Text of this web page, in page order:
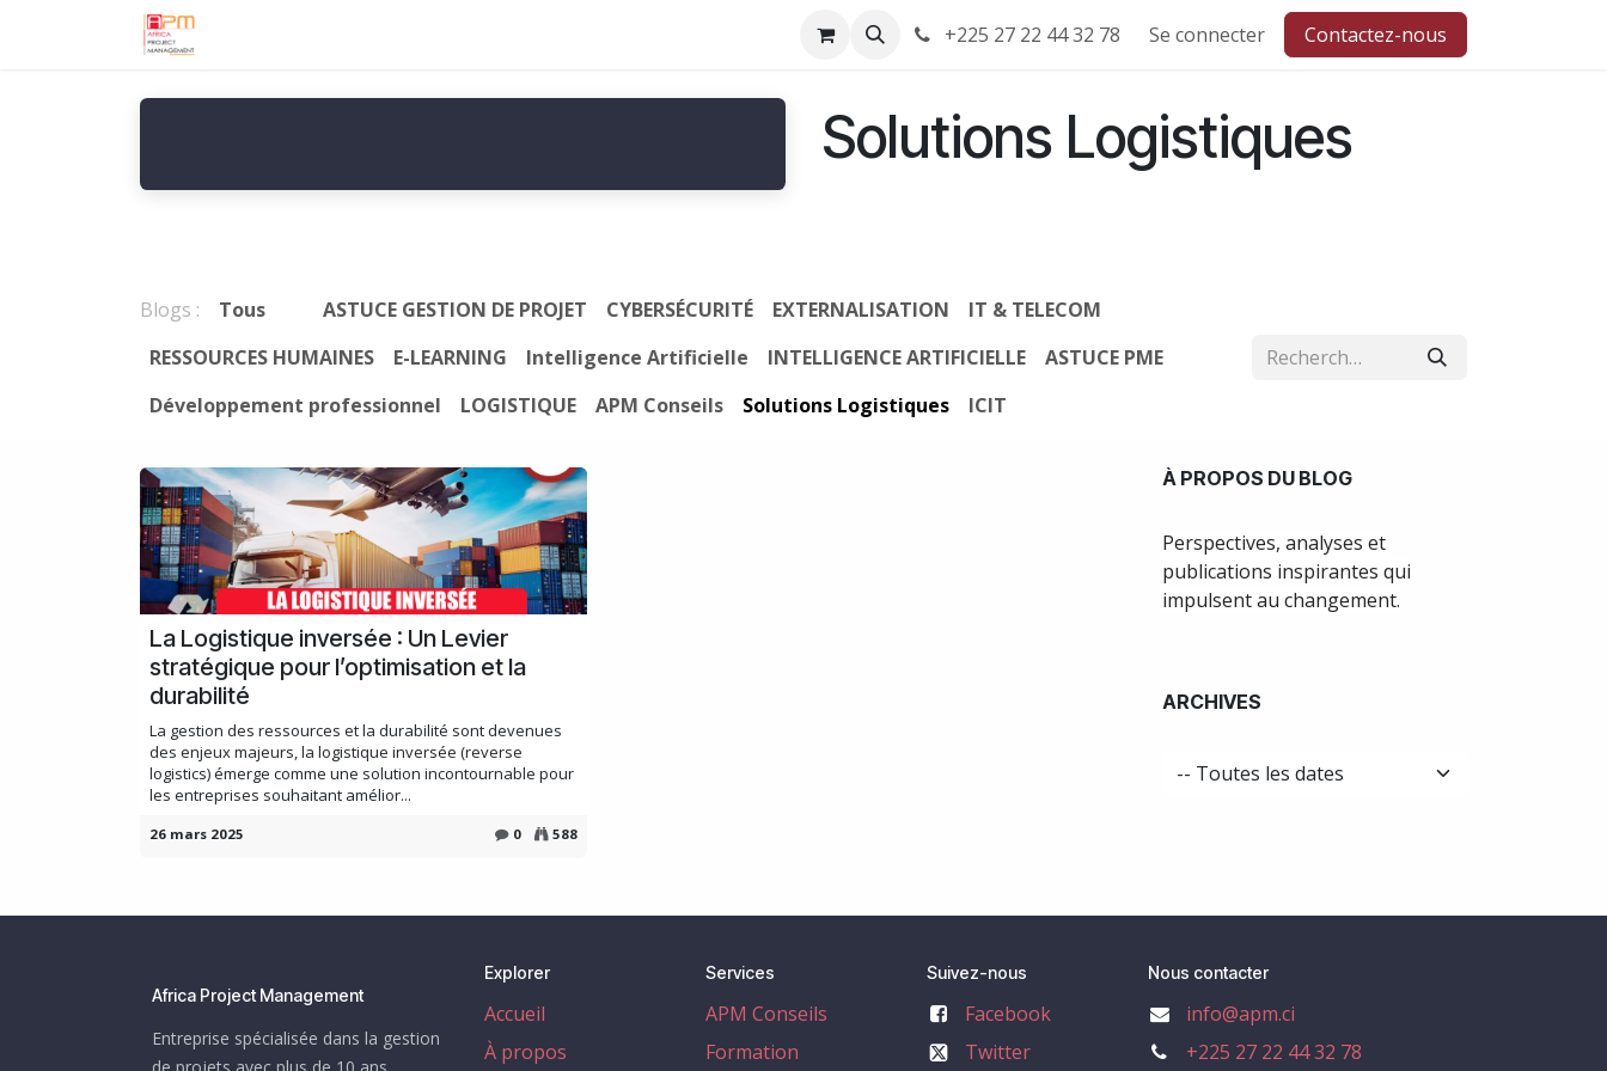
Se rendre au contenu
APMLearnBox Blog Recrutement Support SAV F.A.Q. Formation PMI CP
+225 27 22 44 32 78 Se connecter Contactez-nous
Solutions Logistiques
Blogs : Tous ASTUCE GESTION DE PROJET CYBERSÉCURITÉ EXTERNALISATION
IT & TELECOM
RESSOURCES HUMAINES
E-LEARNING Intelligence Artificielle INTELLIGENCE ARTIFICIELLE
ASTUCE PME
Développement professionnel
LOGISTIQUE APM Conseils Solutions Logistiques ICIT
La Logistique inversée : Un Levier
stratégique pour l’optimisation et la
durabilité
La gestion des ressources et la durabilité sont devenues
des enjeux majeurs, la logistique inversée (reverse
logistics) émerge comme une solution incontournable pour
les entreprises souhaitant amélior...
26 mars 2025 0 588
À PROPOS DU BLOG
Perspectives, analyses et
publications inspirantes qui
impulsent au changement.
ARCHIVES
Africa Project Management
Entreprise spécialisée dans la gestion
Nous contacter
info@apm.ci
+225 27 22 44 32 78
Suivez-nous
Facebook
Twitter
Services
APM Conseils
Formation
Explorer
Accueil
À propos